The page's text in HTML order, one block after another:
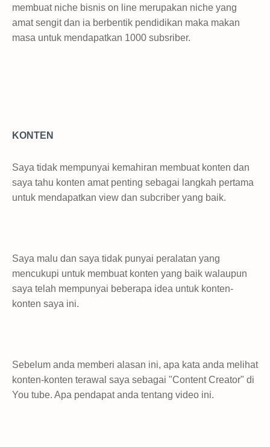
membuat niche bisnis on line merupakan niche yang
amat sengit dan ia berbentik pendidikan maka makan
masa untuk mendapatkan 1000 subsriber.
KONTEN
Saya tidak mempunyai kemahiran membuat konten dan
saya tahu konten amat penting sebagai langkah pertama
untuk mendapatkan view dan subcriber yang baik.
Saya malu dan saya tidak punyai peralatan yang
mencukupi untuk membuat konten yang baik walaupun
saya telah mempunyai beberapa idea untuk konten-
konten saya ini.
Sebelum anda memberi alasan ini, apa kata anda melihat
konten-konten terawal saya sebagai "Content Creator" di
You tube. Apa pendapat anda tentang video ini.